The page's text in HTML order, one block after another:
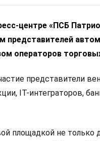
центре «ПСБ
представителей
операторов
представители
IT-интеграторов,
площадкой не